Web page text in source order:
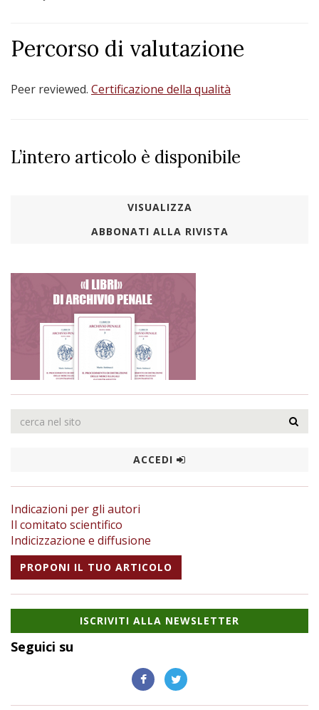
Percorso di valutazione
Peer reviewed. Certificazione della qualità
L’intero articolo è disponibile
VISUALIZZA
ABBONATI ALLA RIVISTA
ACCEDI
Indicazioni per gli autori
Il comitato scientifico
Indicizzazione e diffusione
PROPONI IL TUO ARTICOLO
ISCRIVITI ALLA NEWSLETTER
Seguici su